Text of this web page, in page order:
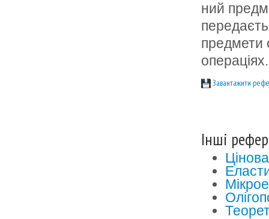
ний
предме­ти
операціях.
Завантажити
Інші